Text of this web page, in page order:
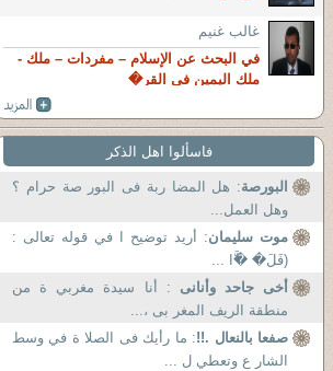
غالب غنيم
في البحث عن الإسلام – مفردات – ملك -
ملك اليمين في القر�
فاسألوا اهل الذكر
البورصة: هل المضا ربة فى البور صة حرام ؟
وهل العمل...
موت سليمان: أريد توضيح ا في قوله تعالى :
(فَلَ� �َّا ...
أخى جاحد وأنانى : أنا سيدة مغربي ة من
منطقة الريف المغر بى ،...
صفعا بالنعال .!!: ما رأيك فى الصلا ة في وسط
الشار ع وتعطي ل ...